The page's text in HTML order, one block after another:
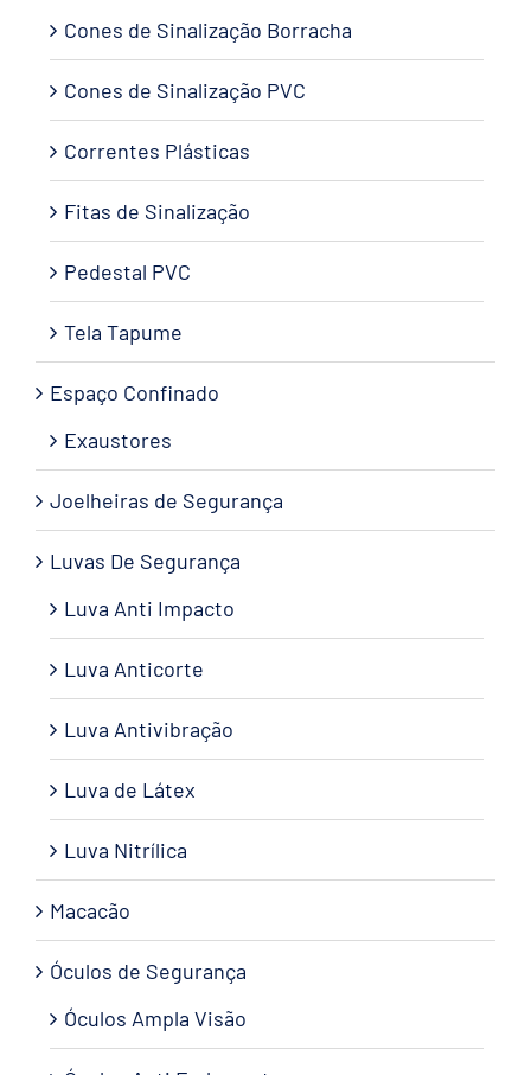
Cones de Sinalização Borracha
Cones de Sinalização PVC
Correntes Plásticas
Fitas de Sinalização
Pedestal PVC
Tela Tapume
Espaço Confinado
Exaustores
Joelheiras de Segurança
Luvas De Segurança
Luva Anti Impacto
Luva Anticorte
Luva Antivibração
Luva de Látex
Luva Nitrílica
Macacão
Óculos de Segurança
Óculos Ampla Visão